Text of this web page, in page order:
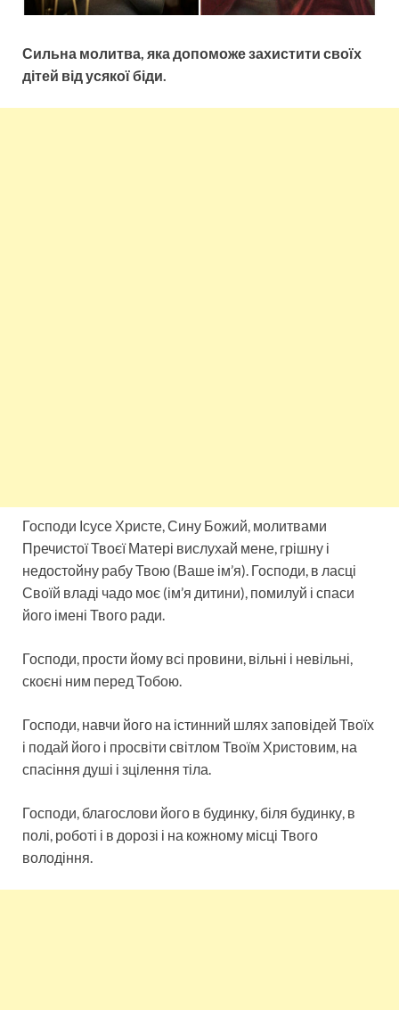
Сильна молитва, яка допоможе захистити своїх
дітей від усякої біди.
Господи Ісусе Христе, Сину Божий, молитвами
Пречистої Твоєї Матері вислухай мене, грішну і
недостойну рабу Твою (Ваше ім’я). Господи, в ласці
Своїй владі чадо моє (ім’я дитини), помилуй і спаси
його імені Твого ради.
Господи, прости йому всі провини, вільні і невільні,
скоєні ним перед Тобою.
Господи, навчи його на істинний шлях заповідей Твоїх
і подай його і просвіти світлом Твоїм Христовим, на
спасіння душі і зцілення тіла.
Господи, благослови його в будинку, біля будинку, в
полі, роботі і в дорозі і на кожному місці Твого
володіння.